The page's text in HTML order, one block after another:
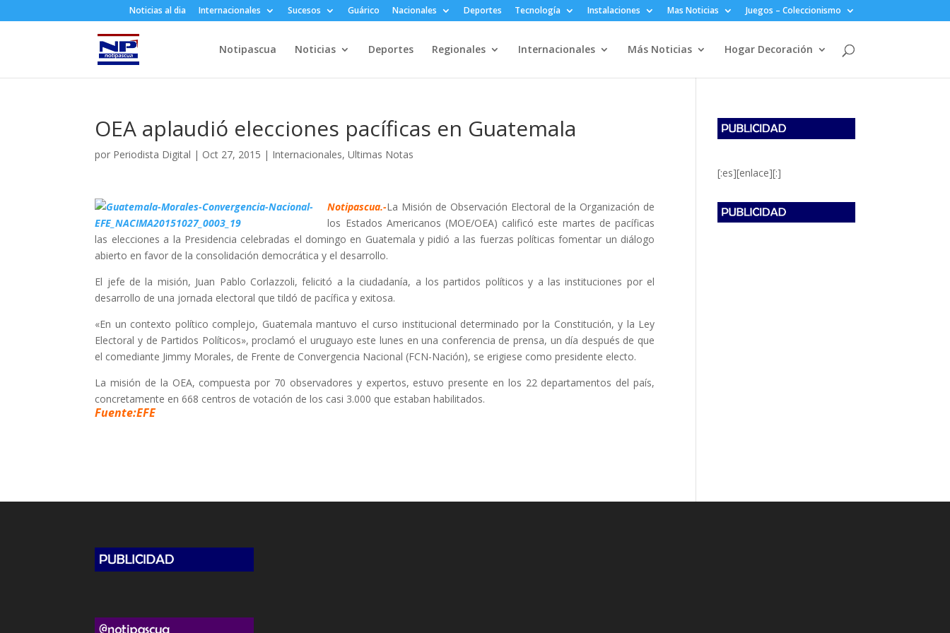
Noticias al dia Internacionales Sucesos Guárico Nacionales Deportes Tecnología Instalaciones Mas Noticias Juegos – Coleccionismo
Notipascua Noticias Deportes Regionales Internacionales Más Noticias Hogar Decoración
OEA aplaudió elecciones pacíficas en Guatemala
por Periodista Digital | Oct 27, 2015 | Internacionales,Ultimas Notas
Notipascua.-La Misión de Observación Electoral de la Organización de
los Estados Americanos (MOE/OEA) calificó este martes de pacíficas
las elecciones a la Presidencia celebradas el domingo en Guatemala y pidió a las fuerzas políticas fomentar un diálogo
abierto en favor de la consolidación democrática y el desarrollo.
El jefe de la misión, Juan Pablo Corlazzoli, felicitó a la ciudadanía, a los partidos políticos y a las instituciones por el
desarrollo de una jornada electoral que tildó de pacífica y exitosa.
«En un contexto político complejo, Guatemala mantuvo el curso institucional determinado por la Constitución, y la Ley
Electoral y de Partidos Políticos», proclamó el uruguayo este lunes en una conferencia de prensa, un día después de que
el comediante Jimmy Morales, de Frente de Convergencia Nacional (FCN-Nación), se erigiese como presidente electo.
La misión de la OEA, compuesta por 70 observadores y expertos, estuvo presente en los 22 departamentos del país,
concretamente en 668 centros de votación de los casi 3.000 que estaban habilitados.
Fuente:EFE
[:es][enlace][:]